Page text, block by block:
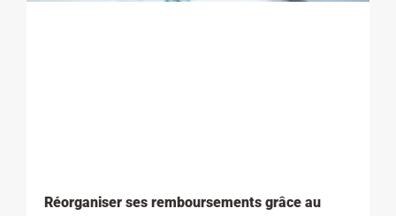
Réorganiser ses remboursements grâce au